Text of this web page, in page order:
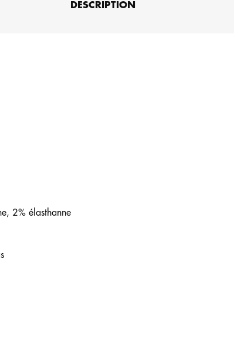
DESCRIPTION
2% élasthanne